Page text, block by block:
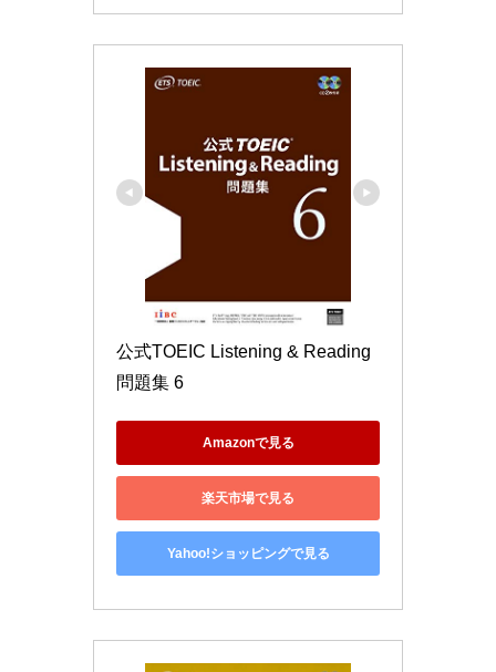
公式TOEIC Listening & Reading
問題集 6
Amazonで見る
楽天市場で見る
Yahoo!ショッピングで見る